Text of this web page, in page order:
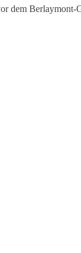
dem Berlaymont-